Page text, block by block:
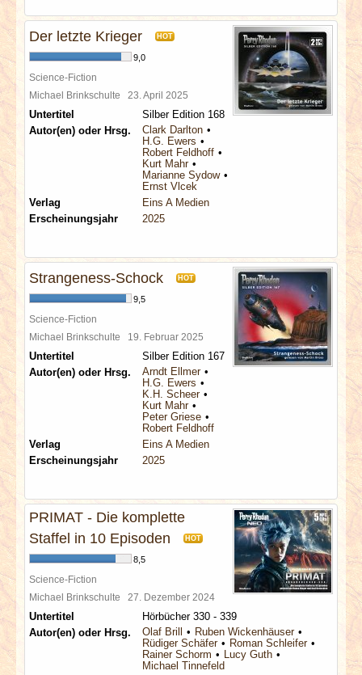
Der letzte Krieger HOT
9,0
Science-Fiction
Michael Brinkschulte 23. April 2025
Untertitel
Silber Edition 168
Autor(en) oder Hrsg.
Clark Darlton
H.G. Ewers
Robert Feldhoff
Kurt Mahr
Marianne Sydow
Ernst Vlcek
Verlag
Eins A Medien
Erscheinungsjahr
2025
Strangeness-Schock HOT
9,5
Science-Fiction
Michael Brinkschulte 19. Februar 2025
Untertitel
Silber Edition 167
Autor(en) oder Hrsg.
Arndt Ellmer
H.G. Ewers
K.H. Scheer
Kurt Mahr
Peter Griese
Robert Feldhoff
Verlag
Eins A Medien
Erscheinungsjahr
2025
PRIMAT - Die komplette
Staffel in 10 Episoden
HOT
8,5
Science-Fiction
Michael Brinkschulte 27. Dezember 2024
Untertitel
Hörbücher 330 - 339
Autor(en) oder Hrsg.
Olaf Brill
Ruben Wickenhäuser
Rüdiger Schäfer
Roman Schleifer
Rainer Schorm
Lucy Guth
Michael Tinnefeld